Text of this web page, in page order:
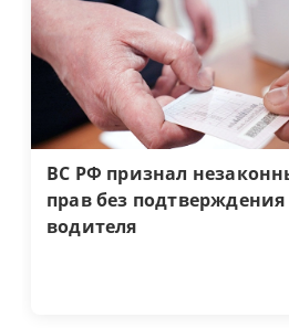
ВС РФ признал
прав без
водителя